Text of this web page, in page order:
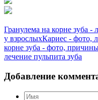
Гранулема на корне зуба -
у взрослыхКариес - фото,
корне зуба - фото,
лечение пульпита зуба
Добавление